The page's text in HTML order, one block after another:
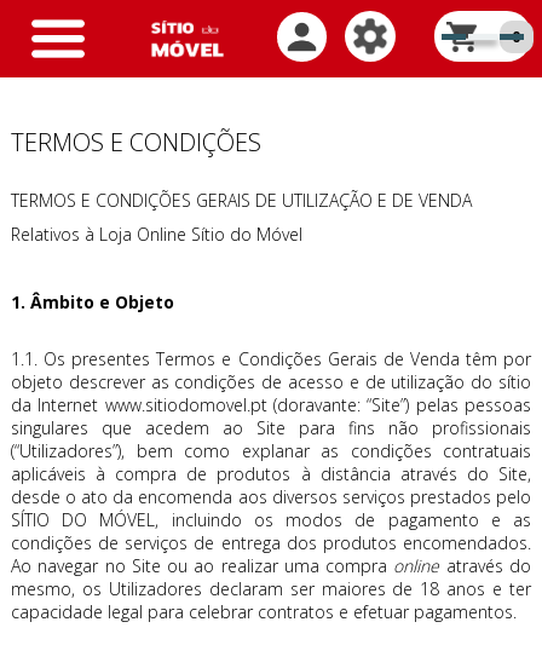
Toggle
navigation 0
TERMOS E CONDIÇÕES
TERMOS E CONDIÇÕES GERAIS DE UTILIZAÇÃO E DE VENDA
Relativos à Loja Online Sítio do Móvel
1. Âmbito e Objeto
1.1. Os presentes Termos e Condições Gerais de Venda têm por
objeto descrever as condições de acesso e de utilização do sítio
da Internet www.sitiodomovel.pt (doravante: “Site”) pelas pessoas
singulares que acedem ao Site para fins não profissionais
(“Utilizadores”), bem como explanar as condições contratuais
aplicáveis à compra de produtos à distância através do Site,
desde o ato da encomenda aos diversos serviços prestados pelo
SÍTIO DO MÓVEL, incluindo os modos de pagamento e as
condições de serviços de entrega dos produtos encomendados.
Ao navegar no Site ou ao realizar uma compra online através do
mesmo, os Utilizadores declaram ser maiores de 18 anos e ter
capacidade legal para celebrar contratos e efetuar pagamentos.